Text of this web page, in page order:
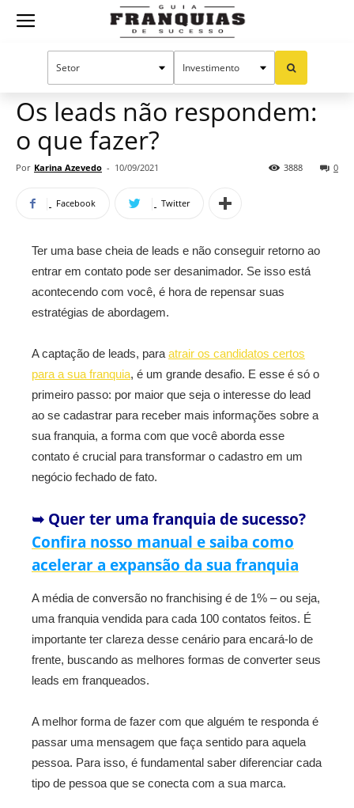
Guia
Manual do sucesso
Os leads não respondem:
o que fazer?
Por Karina Azevedo - 10/09/2021 0
3888
Facebook Twitter
Ter uma base cheia de leads e não conseguir retorno ao
entrar em contato pode ser desanimador. Se isso está
acontecendo com você, é hora de repensar suas
estratégias de abordagem.
A captação de leads, para atrair os candidatos certos
para a sua franquia, é um grande desafio. E esse é só o
primeiro passo: por maior que seja o interesse do lead
ao se cadastrar para receber mais informações sobre a
sua franquia, a forma com que você aborda esse
contato é crucial para transformar o cadastro em um
negócio fechado de fato.
➥ Quer ter uma franquia de sucesso?
Confira nosso manual e saiba como
acelerar a expansão da sua franquia
A média de conversão no franchising é de 1% – ou seja,
uma franquia vendida para cada 100 contatos feitos. É
importante ter clareza desse cenário para encará-lo de
frente, buscando as melhores formas de converter seus
leads em franqueados.
A melhor forma de fazer com que alguém te responda é
passar uma mensagem que faça sentido para aquela
pessoa. Para isso, é fundamental saber diferenciar cada
tipo de pessoa que se conecta com a sua marca.